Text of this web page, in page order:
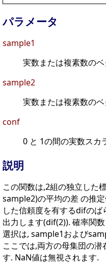
パラメータ
sample1
実数または複素数の
sample2
実数または複素数の
conf
0 と 1の間の実数スカ
説明
この関数は,2組の独立した
sample2)の平均の差 の推
した信頼度を有するdifの
出力します(dif(2)). 確率関
選択は, sample1および
ここでは,両方の母集団の
す. NaN値は無視されます.